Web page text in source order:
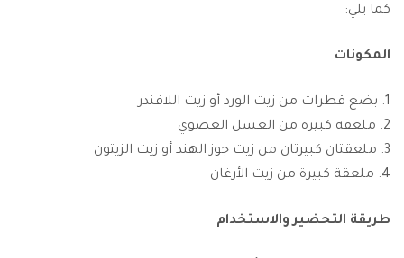
كما يلي:
المكونات
بضع قطرات من زيت الورد أو زيت اللافندر
ملعقة كبيرة من العسل العضوي
ملعقتان كبيرتان من زيت جوز الهند أو زيت الزيتون
ملعقة كبيرة من زيت الأرغان
طريقة التحضير والاستخدام